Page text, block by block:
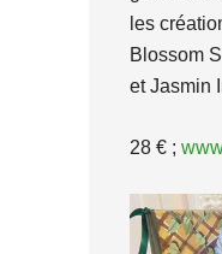
les
Blossom
et Jasmin
28 € ;